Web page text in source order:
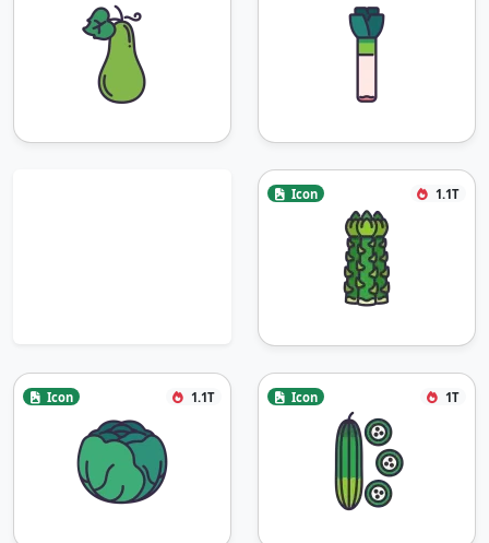
Icon 1.1T
Icon 1.1T Icon 1T